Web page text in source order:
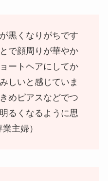
黒くなりがちです
で顔周りが華やか
ートヘアにしてか
しいと感じていま
めピアスなどでつ
るくなるように思
主婦）